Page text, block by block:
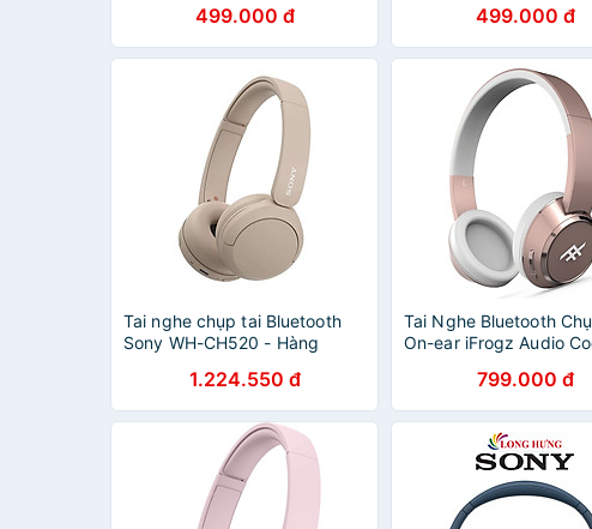
499.000 đ 499.000 đ
Tai nghe chụp tai Bluetooth
Sony WH-CH520 - Hàng
1.224.550 đ
Tai Nghe Bluetooth
On-ear iFrogz Audio
799.000 đ